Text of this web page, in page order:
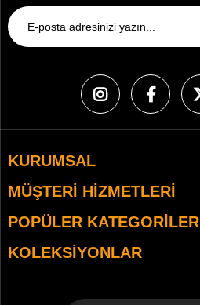
KURUMSAL
MÜŞTERI HIZMETLERI
POPÜLER KATEGORILER
KOLEKSIYONLAR